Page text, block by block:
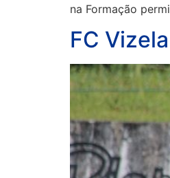
na Formação
FC